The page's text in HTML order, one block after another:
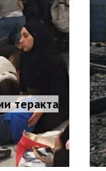
теракта